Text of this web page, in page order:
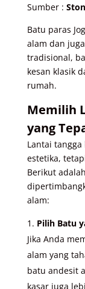
Sumber :
Batu paras
alam dan
tradisional,
kesan klasik
rumah.
Memilih
yang
Lantai
estetika,
Berikut
alam:
Pilih Batu
Jika Anda
alam yang
batu andesit
kasar juga